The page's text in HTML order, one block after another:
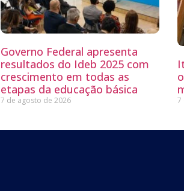
Governo Federal apresenta
resultados do Ideb 2025 com
crescimento em todas as
etapas da educação básica
7 de agosto de 2026 7